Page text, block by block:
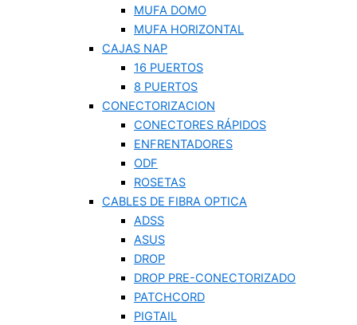
MUFA DOMO
MUFA HORIZONTAL
CAJAS NAP
16 PUERTOS
8 PUERTOS
CONECTORIZACION
CONECTORES RÁPIDOS
ENFRENTADORES
ODF
ROSETAS
CABLES DE FIBRA OPTICA
ADSS
ASUS
DROP
DROP PRE-CONECTORIZADO
PATCHCORD
PIGTAIL